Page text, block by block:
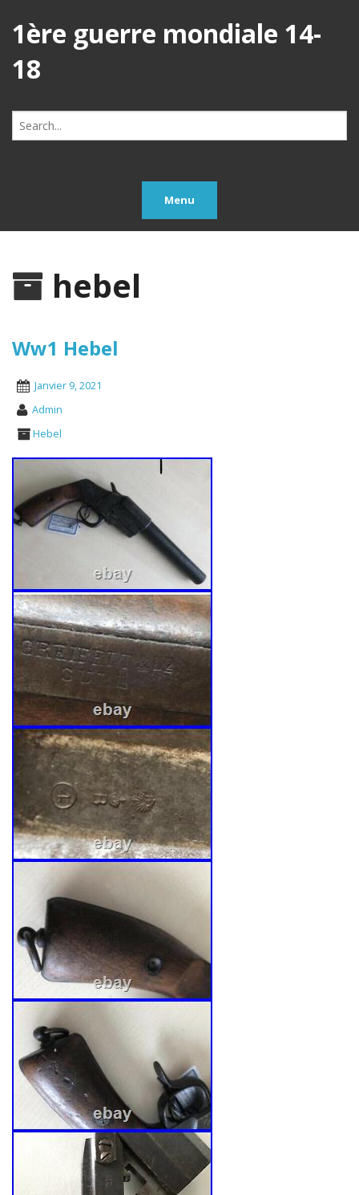
1ère guerre mondiale 14-
18
Search
for:
Menu
hebel
Ww1 Hebel
Janvier 9, 2021
Admin
Hebel